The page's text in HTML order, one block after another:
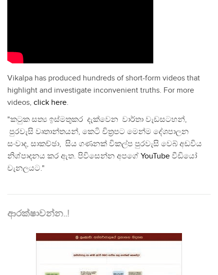
Vikalpa has produced hundreds of short-form videos that
highlight and investigate inconvenient truths. For more
videos, click here.
"කටුක සත්‍ය ඉස්මතුකර දැක්වෙන වාර්තා වැඩසටහන්,
පුරවැසි වෘතාන්තයන්, කෙටි චිත්‍රපට මෙන්ම දේශපාලන
සංවාද, සාකච්ඡා, සිය ගණනක් විකල්ප පුරවැසි වෙබ් අඩවිය
නිශ්පාදනය කර ඇත. පිවිසෙන්න අපගේ YouTube වීඩියෝ
චැනලයට."
ආරක්ෂාවන්න..!